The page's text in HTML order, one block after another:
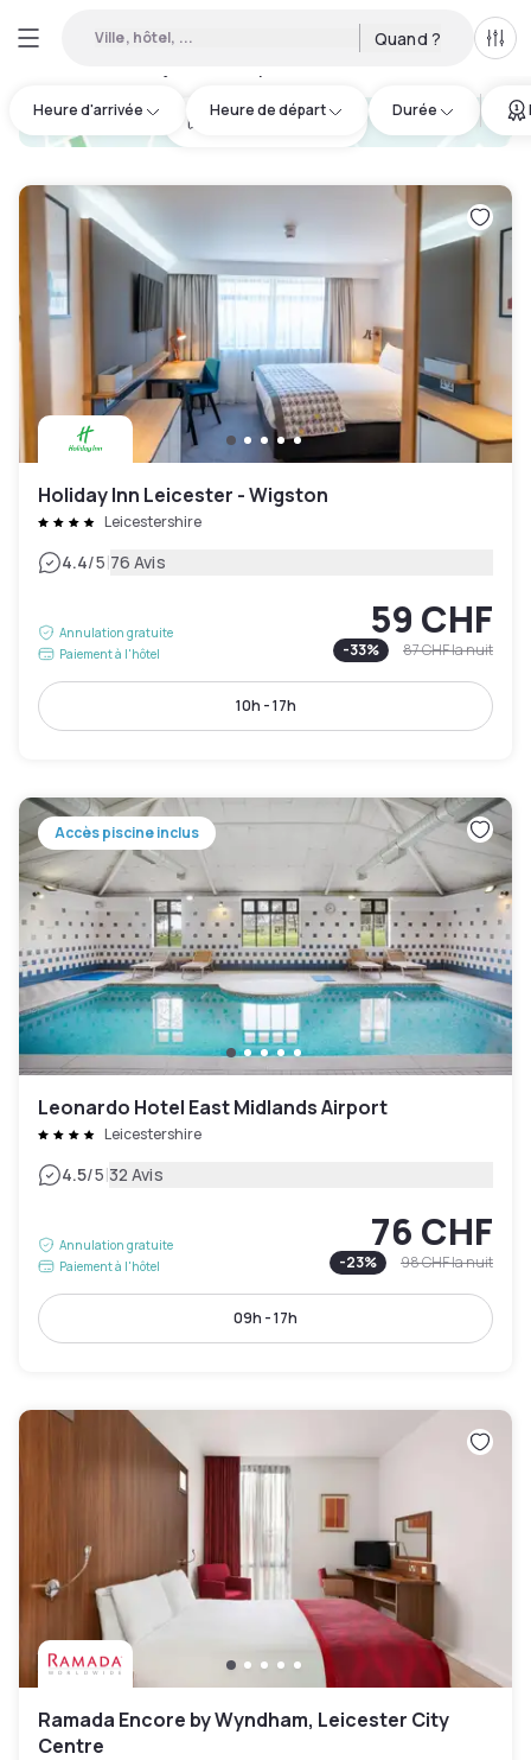
Ville, hôtel, ... Quand ?
Heure d'arrivée Heure de départ Durée
hotel.cta.view_map
Holiday Inn Leicester - Wigston
Leicestershire
4.4/5|76 Avis
Annulation gratuite
Paiement à l'hôtel
59 CHF
-33% 87 CHFla nuit
10h - 17h
Accès piscine inclus
Leonardo Hotel East Midlands Airport
Leicestershire
4.5/5|32 Avis
Annulation gratuite
Paiement à l'hôtel
76 CHF
-23% 98 CHFla nuit
09h - 17h
Ramada Encore by Wyndham, Leicester City
Centre